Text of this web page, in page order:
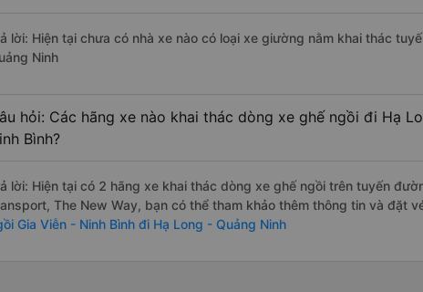
lời: Hiện tại chưa có nhà xe nào có loại xe giường nằm khai thác
Ninh
hỏi: Các hãng xe nào khai thác dòng xe ghế ngồi đi Hạ
Bình?
lời: Hiện tại có 2 hãng xe khai thác dòng xe ghế ngồi trên tuyến
The New Way, bạn có thể tham khảo thêm thông tin và đặt
Gia Viễn - Ninh Bình đi Hạ Long - Quảng Ninh